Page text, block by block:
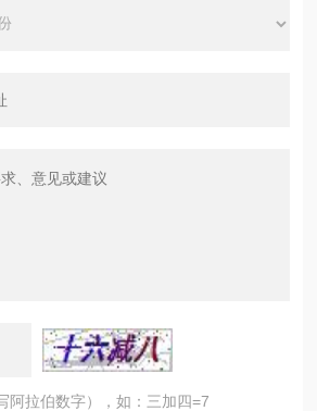
阿拉伯数字），如：三加四=7